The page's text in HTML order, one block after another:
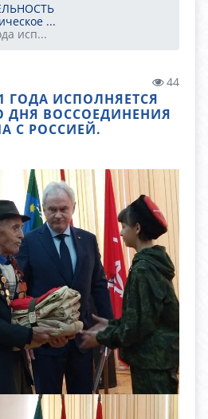
...
исп...
44
ГОДА ИСПОЛНЯЕТСЯ
ДНЯ ВОССОЕДИНЕНИЯ
С РОССИЕЙ.